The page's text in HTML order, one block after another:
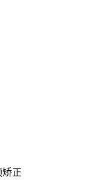
正